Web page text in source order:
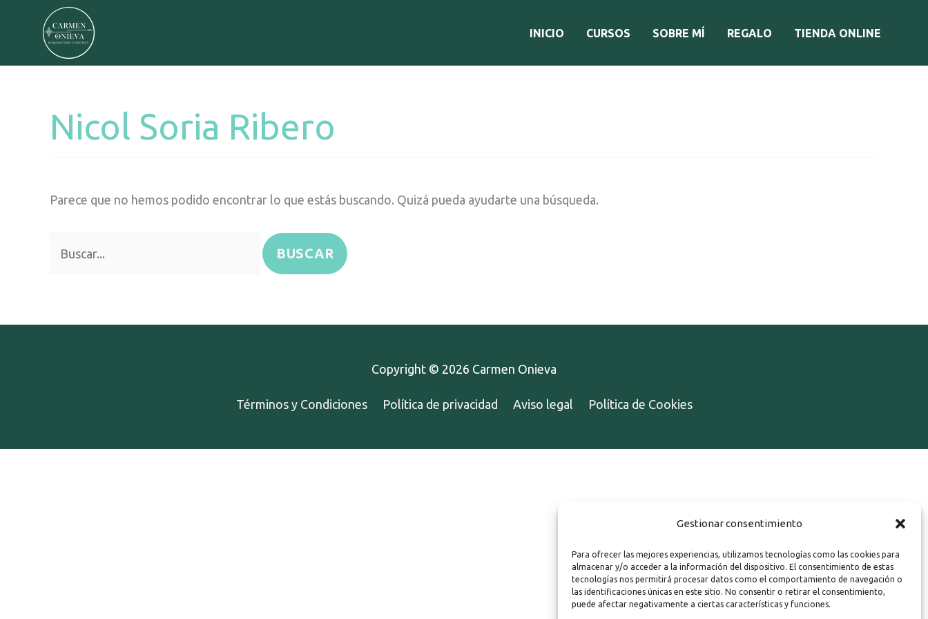
Gestionar consentimiento
Para ofrecer las mejores experiencias, utilizamos tecnologías como las cookies para
almacenar y/o acceder a la información del dispositivo. El consentimiento de estas
tecnologías nos permitirá procesar datos como el comportamiento de navegación o
las identificaciones únicas en este sitio. No consentir o retirar el consentimiento,
puede afectar negativamente a ciertas características y funciones.
contenido
INICIO CURSOS SOBRE MÍ REGALO TIENDA ONLINE
Nicol Soria Ribero
Parece que no hemos podido encontrar lo que estás buscando. Quizá pueda ayudarte una búsqueda.
Buscar
Copyright © 2026 Carmen Onieva
Términos y Condiciones Política de privacidad Aviso legal Política de Cookies